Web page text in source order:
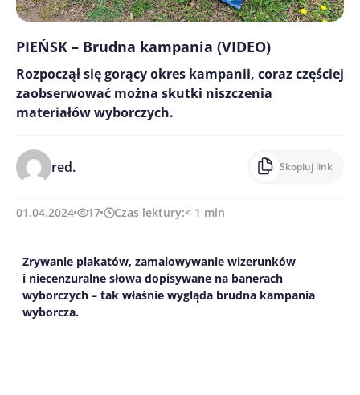
PIEŃSK – Brudna kampania (VIDEO)
Rozpoczął się gorący okres kampanii, coraz częściej
zaobserwować można skutki niszczenia
materiałów wyborczych.
red. Skopiuj link
01.04.2024 17 Czas lektury:< 1 min
Zrywanie plakatów, zamalowywanie wizerunków
i niecenzuralne słowa dopisywane na banerach
wyborczych – tak właśnie wygląda brudna kampania
wyborcza.